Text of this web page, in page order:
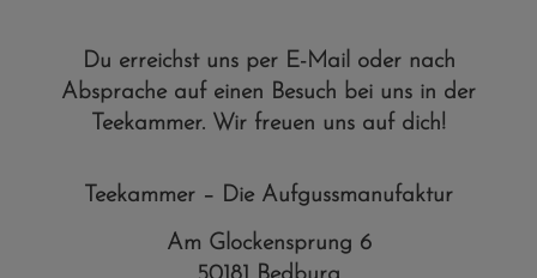
Du erreichst uns per E-Mail oder nach
Absprache auf einen Besuch bei uns in der
Teekammer. Wir freuen uns auf dich!
Teekammer – Die Aufgussmanufaktur
Am Glockensprung 6